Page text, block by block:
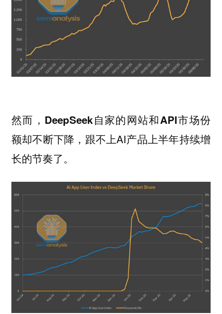
然而， DeepSeek自家的网站和API市场份
额却不断下降 ，跟不上AI产品上半年持续增
长的节奏了。